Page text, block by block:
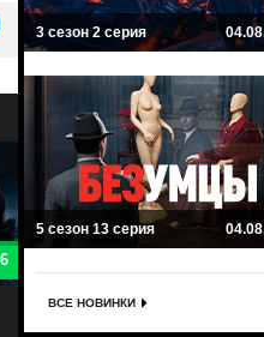
Пандора
3 сезон 2 серия
5 сезон 13 серия
ВСЕ НОВИНКИ